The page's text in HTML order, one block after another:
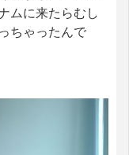
ムに来たらむし
ちゃったんで